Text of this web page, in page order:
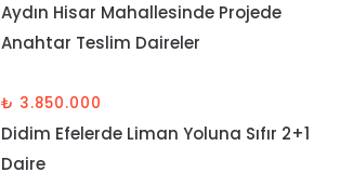
Aydın Hisar Mahallesinde Projede
Anahtar Teslim Daireler
₺ 3.850.000
Didim Efelerde Liman Yoluna Sıfır 2+1
Daire